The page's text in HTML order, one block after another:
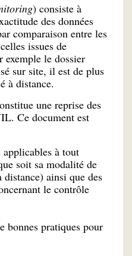
) consiste à
des données
comparaison entre les
issues de
exemple le dossier
sur site, il est de plus
à distance.
une reprise des
Ce document est
applicables à tout
soit sa modalité de
ainsi que des
le contrôle
bonnes pratiques pour